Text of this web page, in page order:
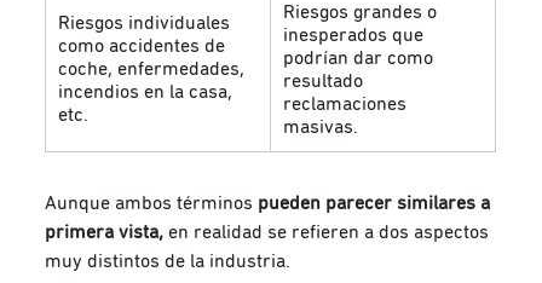
Riesgos individuales
como accidentes de
coche, enfermedades,
incendios en la casa,
etc.
Riesgos grandes o
inesperados que
podrían dar como
resultado
reclamaciones
masivas.
Aunque ambos términos pueden parecer similares a
primera vista, en realidad se refieren a dos aspectos
muy distintos de la industria.